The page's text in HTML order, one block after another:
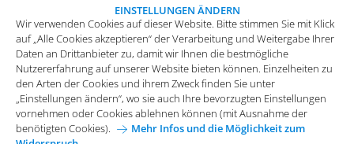
Impressum Datenschutz
Allgemeine Einkaufsbedingungen
Karriere bei Arvato Systems Kontakt
Wir verwenden Cookies auf dieser Website. Bitte stimmen Sie mit Klick
auf „Alle Cookies akzeptieren“ der Verarbeitung und Weitergabe Ihrer
Daten an Drittanbieter zu, damit wir Ihnen die bestmögliche
Nutzererfahrung auf unserer Website bieten können. Einzelheiten zu
den Arten der Cookies und ihrem Zweck finden Sie unter
„Einstellungen ändern“, wo sie auch Ihre bevorzugten Einstellungen
vornehmen oder Cookies ablehnen können (mit Ausnahme der
benötigten Cookies).
Mehr Infos und die Möglichkeit zum
EINSTELLUNGEN ÄNDERN
„Einstellungen ändern“, wo sie auch Ihre bevorzugten Einstellungen
vornehmen oder Cookies ablehnen können (mit Ausnahme der
benötigten Cookies).
Mehr Infos und die Möglichkeit zum
Widerspruch.
Funktionale Cookies
Diese Cookies sind essenziell wichtig für die einwandfreie
Funktion der Website.